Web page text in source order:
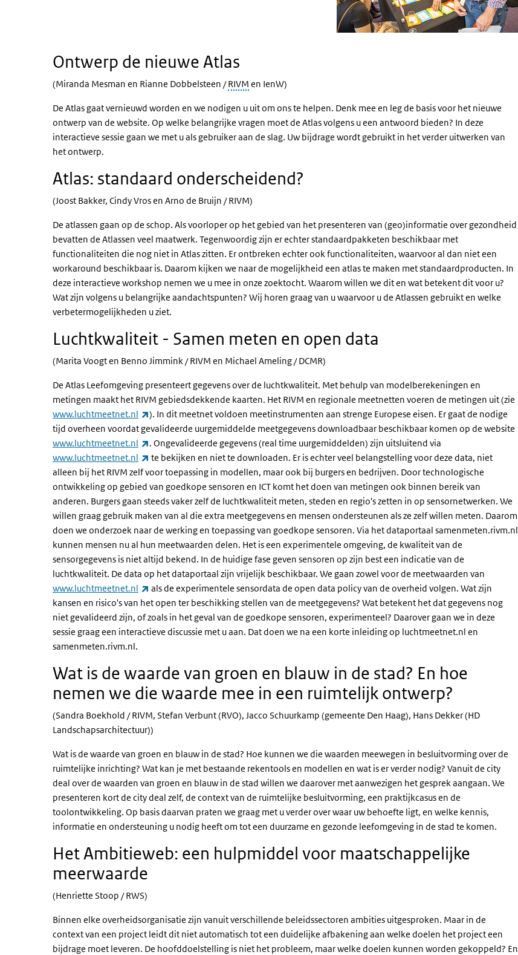
Ontwerp de nieuwe Atlas
(Miranda Mesman en Rianne Dobbelsteen /RIVM en IenW)
De Atlas gaat vernieuwd worden en we nodigen u uit om ons te helpen. Denk mee en leg de basis voor het nieuwe
ontwerp van de website. Op welke belangrijke vragen moet de Atlas volgens u een antwoord bieden? In deze
interactieve sessie gaan we met u als gebruiker aan de slag. Uw bijdrage wordt gebruikt in het verder uitwerken van
het ontwerp.
Atlas: standaard onderscheidend?
(Joost Bakker, Cindy Vros en Arno de Bruijn / RIVM)
De atlassen gaan op de schop. Als voorloper op het gebied van het presenteren van (geo)informatie over gezondheid
bevatten de Atlassen veel maatwerk. Tegenwoordig zijn er echter standaardpakketen beschikbaar met
functionaliteiten die nog niet in Atlas zitten. Er ontbreken echter ook functionaliteiten, waarvoor al dan niet een
workaround beschikbaar is. Daarom kijken we naar de mogelijkheid een atlas te maken met standaardproducten. In
deze interactieve workshop nemen we u mee in onze zoektocht. Waarom willen we dit en wat betekent dit voor u?
Wat zijn volgens u belangrijke aandachtspunten? Wij horen graag van u waarvoor u de Atlassen gebruikt en welke
verbetermogelijkheden u ziet.
Luchtkwaliteit - Samen meten en open data
(Marita Voogt en Benno Jimmink / RIVM en Michael Ameling / DCMR)
De Atlas Leefomgeving presenteert gegevens over de luchtkwaliteit. Met behulp van modelberekeningen en
metingen maakt het RIVM gebiedsdekkende kaarten. Het RIVM en regionale meetnetten voeren de metingen uit (zie
www.luchtmeetnet.nl
(externe link)
). In dit meetnet voldoen meetinstrumenten aan strenge Europese eisen. Er gaat de nodige
tijd overheen voordat gevalideerde uurgemiddelde meetgegevens downloadbaar beschikbaar komen op de website
www.luchtmeetnet.nl
(externe link)
. Ongevalideerde gegevens (real time uurgemiddelden) zijn uitsluitend via
www.luchtmeetnet.nl
(externe link)
te bekijken en niet te downloaden. Er is echter veel belangstelling voor deze data, niet
alleen bij het RIVM zelf voor toepassing in modellen, maar ook bij burgers en bedrijven. Door technologische
ontwikkeling op gebied van goedkope sensoren en ICT komt het doen van metingen ook binnen bereik van
anderen. Burgers gaan steeds vaker zelf de luchtkwaliteit meten, steden en regio's zetten in op sensornetwerken. We
willen graag gebruik maken van al die extra meetgegevens en mensen ondersteunen als ze zelf willen meten. Daarom
doen we onderzoek naar de werking en toepassing van goedkope sensoren. Via het dataportaal samenmeten.rivm.nl
kunnen mensen nu al hun meetwaarden delen. Het is een experimentele omgeving, de kwaliteit van de
sensorgegevens is niet altijd bekend. In de huidige fase geven sensoren op zijn best een indicatie van de
luchtkwaliteit. De data op het dataportaal zijn vrijelijk beschikbaar. We gaan zowel voor de meetwaarden van
www.luchtmeetnet.nl
(externe link)
als de experimentele sensordata de open data policy van de overheid volgen. Wat zijn
kansen en risico's van het open ter beschikking stellen van de meetgegevens? Wat betekent het dat gegevens nog
niet gevalideerd zijn, of zoals in het geval van de goedkope sensoren, experimenteel? Daarover gaan we in deze
sessie graag een interactieve discussie met u aan. Dat doen we na een korte inleiding op luchtmeetnet.nl en
samenmeten.rivm.nl.
Wat is de waarde van groen en blauw in de stad? En hoe
nemen we die waarde mee in een ruimtelijk ontwerp?
(Sandra Boekhold / RIVM, Stefan Verbunt (RVO), Jacco Schuurkamp (gemeente Den Haag), Hans Dekker (HD
Landschapsarchitectuur))
Wat is de waarde van groen en blauw in de stad? Hoe kunnen we die waarden meewegen in besluitvorming over de
ruimtelijke inrichting? Wat kan je met bestaande rekentools en modellen en wat is er verder nodig? Vanuit de city
deal over de waarden van groen en blauw in de stad willen we daarover met aanwezigen het gesprek aangaan. We
presenteren kort de city deal zelf, de context van de ruimtelijke besluitvorming, een praktijkcasus en de
toolontwikkeling. Op basis daarvan praten we graag met u verder over waar uw behoefte ligt, en welke kennis,
informatie en ondersteuning u nodig heeft om tot een duurzame en gezonde leefomgeving in de stad te komen.
Het Ambitieweb: een hulpmiddel voor maatschappelijke
meerwaarde
(Henriette Stoop / RWS)
Binnen elke overheidsorganisatie zijn vanuit verschillende beleidssectoren ambities uitgesproken. Maar in de
context van een project leidt dit niet automatisch tot een duidelijke afbakening aan welke doelen het project een
bijdrage moet leveren. De hoofddoelstelling is niet het probleem, maar welke doelen kunnen worden gekoppeld? En